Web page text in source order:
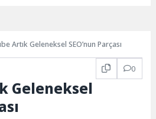
Artık Geleneksel SEO’nun Parçası
0
Geleneksel